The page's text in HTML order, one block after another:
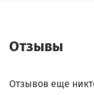
Отзывы
Отзывов еще